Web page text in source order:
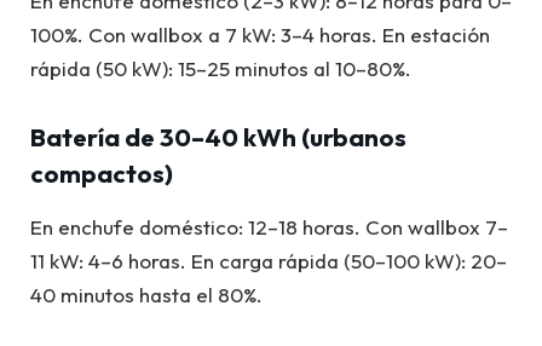
100%. Con wallbox a 7 kW: 3–4 horas. En estación
rápida (50 kW): 15–25 minutos al 10–80%.
Batería de 30–40 kWh (urbanos
compactos)
En enchufe doméstico: 12–18 horas. Con wallbox 7–
11 kW: 4–6 horas. En carga rápida (50–100 kW): 20–
40 minutos hasta el 80%.